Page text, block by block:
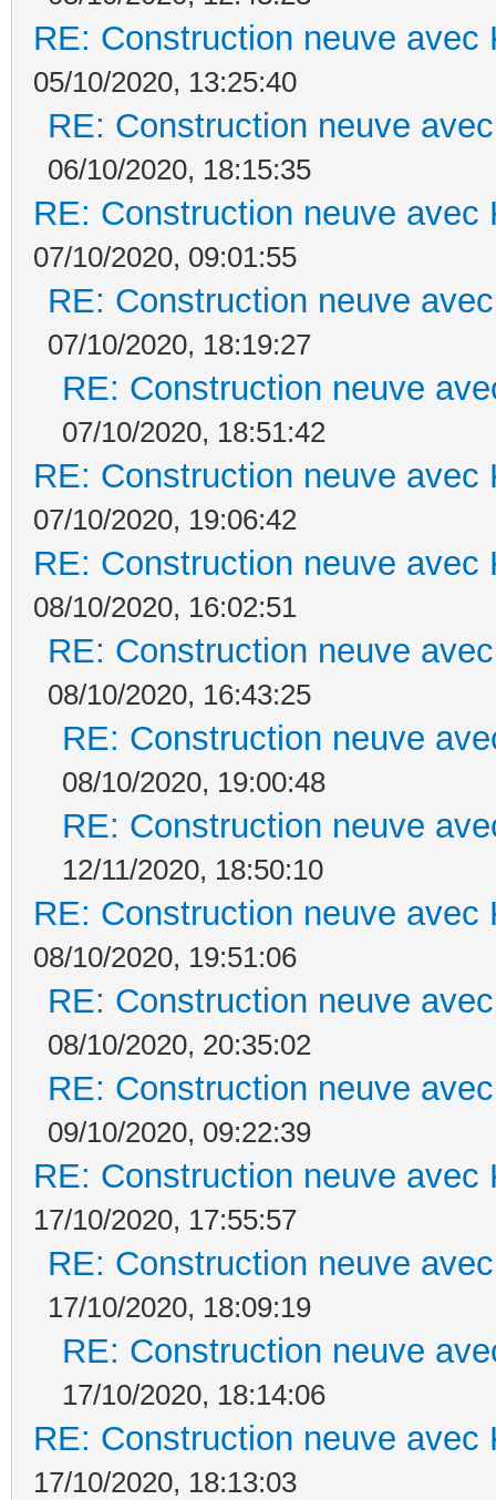
RE: Construction neuve avec
05/10/2020, 13:25:40
RE: Construction neuve
06/10/2020, 18:15:35
RE: Construction neuve avec
07/10/2020, 09:01:55
RE: Construction neuve
07/10/2020, 18:19:27
RE: Construction neuve
07/10/2020, 18:51:42
RE: Construction neuve avec
07/10/2020, 19:06:42
RE: Construction neuve avec
08/10/2020, 16:02:51
RE: Construction neuve
08/10/2020, 16:43:25
RE: Construction neuve
08/10/2020, 19:00:48
RE: Construction neuve
12/11/2020, 18:50:10
RE: Construction neuve avec
08/10/2020, 19:51:06
RE: Construction neuve
08/10/2020, 20:35:02
RE: Construction neuve
09/10/2020, 09:22:39
RE: Construction neuve avec
17/10/2020, 17:55:57
RE: Construction neuve
17/10/2020, 18:09:19
RE: Construction neuve
17/10/2020, 18:14:06
RE: Construction neuve avec
17/10/2020, 18:13:03